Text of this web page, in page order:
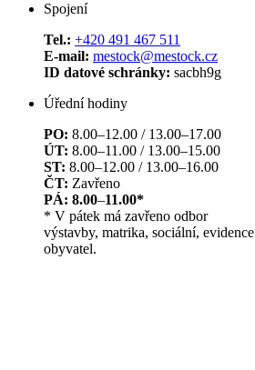
Spojení
Tel.: +420 491 467 511
E-mail: mestock@mestock.cz
ID datové schránky: sacbh9g
Úřední hodiny
PO: 8.00–12.00 / 13.00–17.00
ÚT: 8.00–11.00 / 13.00–15.00
ST: 8.00–12.00 / 13.00–16.00
ČT: Zavřeno
PÁ: 8.00–11.00*
* V pátek má zavřeno odbor
výstavby, matrika, sociální, evidence
obyvatel.